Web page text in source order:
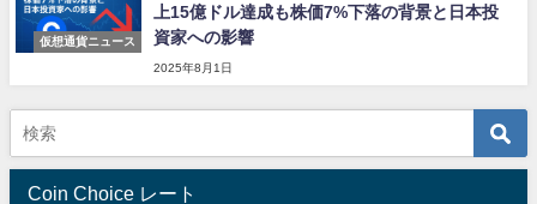
仮想通貨ニュース
上15億ドル達成も株価7%下落の背景と日本投
資家への影響
2025年8月1日
Coin Choice レート